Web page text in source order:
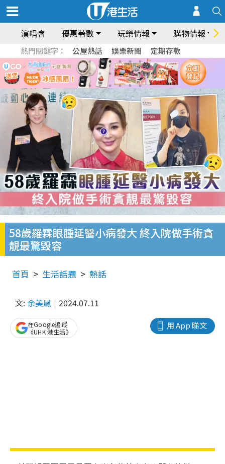
演唱會 優惠著數 玩樂情報 購物情報
熱門關鍵字： 公屋熱話 娛樂新聞 定期存款
58歲羅霖眼腫延醫小病發大 終入院做手術貪
靚最驚毀容
首頁 生活話題 熱話
文: 余美鳳 2024.07.11
用 App 睇文
在Google追蹤
《UHK 港生活》